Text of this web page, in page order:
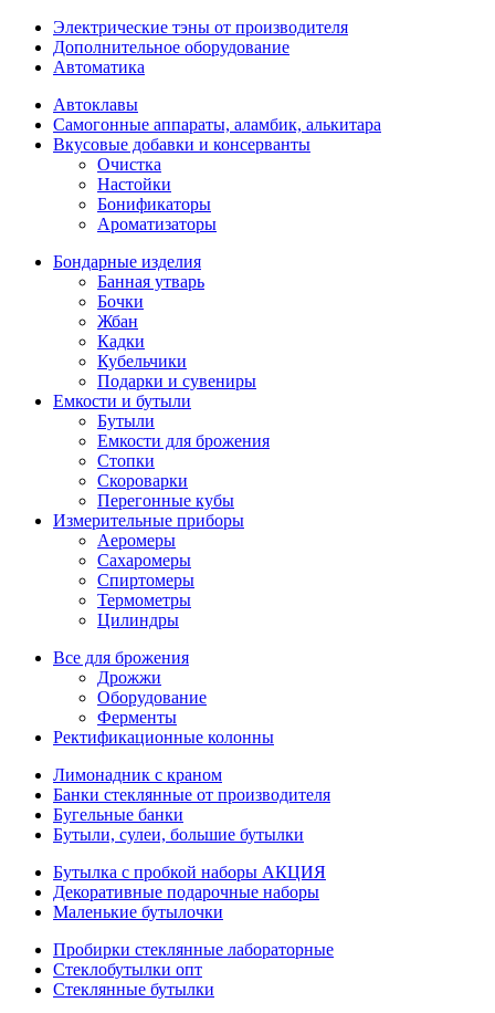
Электрические тэны от производителя
Дополнительное оборудование
Автоматика
Автоклавы
Самогонные аппараты, аламбик, алькитара
Вкусовые добавки и консерванты
Очистка
Настойки
Бонификаторы
Ароматизаторы
Бондарные изделия
Банная утварь
Бочки
Жбан
Кадки
Кубельчики
Подарки и сувениры
Емкости и бутыли
Бутыли
Емкости для брожения
Стопки
Скороварки
Перегонные кубы
Измерительные приборы
Аеромеры
Сахаромеры
Спиртомеры
Термометры
Цилиндры
Все для брожения
Дрожжи
Оборудование
Ферменты
Ректификационные колонны
Лимонадник с краном
Банки стеклянные от производителя
Бугельные банки
Бутыли, сулеи, большие бутылки
Бутылка с пробкой наборы АКЦИЯ
Декоративные подарочные наборы
Маленькие бутылочки
Пробирки стеклянные лабораторные
Стеклобутылки опт
Стеклянные бутылки